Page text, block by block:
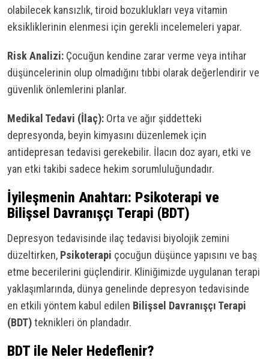
olabilecek kansızlık, tiroid bozuklukları veya vitamin
eksikliklerinin elenmesi için gerekli incelemeleri yapar.
Risk Analizi: Çocuğun kendine zarar verme veya intihar
düşüncelerinin olup olmadığını tıbbi olarak değerlendirir ve
güvenlik önlemlerini planlar.
Medikal Tedavi (İlaç): Orta ve ağır şiddetteki
depresyonda, beyin kimyasını düzenlemek için
antidepresan tedavisi gerekebilir. İlacın doz ayarı, etki ve
yan etki takibi sadece hekim sorumluluğundadır.
İyileşmenin Anahtarı: Psikoterapi ve
Bilişsel Davranışçı Terapi (BDT)
Depresyon tedavisinde ilaç tedavisi biyolojik zemini
düzeltirken, Psikoterapi çocuğun düşünce yapısını ve baş
etme becerilerini güçlendirir. Kliniğimizde uygulanan terapi
yaklaşımlarında, dünya genelinde depresyon tedavisinde
en etkili yöntem kabul edilen Bilişsel Davranışçı Terapi
(BDT)teknikleri ön plandadır.
BDT ile Neler Hedeflenir?